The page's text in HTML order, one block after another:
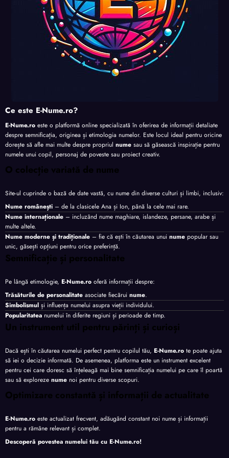
Ce este E-Nume.ro?
E-Nume.ro este o platformă online specializată în oferirea de informații detaliate
despre semnificația, originea și etimologia numelor. Este locul ideal pentru oricine
dorește să afle mai multe despre propriul nume sau să găsească inspirație pentru
numele unui copil, personaj de poveste sau proiect creativ.
O colecție variată de nume
Site-ul cuprinde o bază de date vastă, cu nume din diverse culturi și limbi, inclusiv:
Nume românești – de la clasicele Ana și Ion, până la cele mai rare.
Nume internaționale – incluzând nume maghiare, islandeze, persane, arabe și
multe altele.
Nume moderne și tradiționale – fie că ești în căutarea unui nume popular sau
unic, găsești opțiuni pentru orice preferință.
Semnificație și personalitate
Pe lângă etimologie, E-Nume.ro oferă informații despre:
Trăsăturile de personalitate asociate fiecărui nume.
Simbolismul și influența numelui asupra vieții individului.
Popularitatea numelui în diferite regiuni și perioade de timp.
Un instrument util pentru părinți și curioși
Dacă ești în căutarea numelui perfect pentru copilul tău, E-Nume.ro te poate ajuta
să iei o decizie informată. De asemenea, platforma este un instrument excelent
pentru cei care doresc să înțeleagă mai bine semnificația numelui pe care îl poartă
sau să exploreze nume noi pentru diverse scopuri.
Optimizare constantă și informații de actualitate
E-Nume.ro este actualizat frecvent, adăugând constant noi nume și informații
pentru a rămâne relevant și complet.
Descoperă povestea numelui tău cu E-Nume.ro!